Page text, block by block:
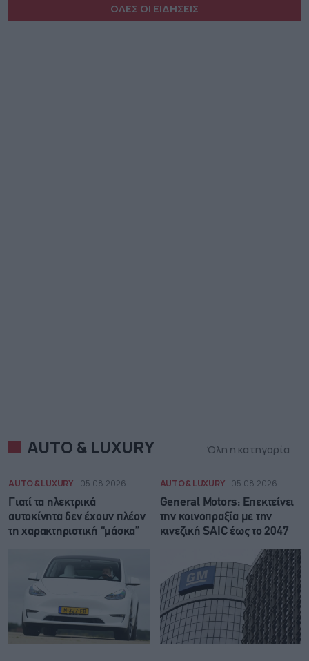
ΟΛΕΣ ΟΙ ΕΙΔΗΣΕΙΣ
AUTO & LUXURY Όλη η κατηγορία
AUTO & LUXURY 05.08.2026
Γιατί τα ηλεκτρικά
αυτοκίνητα δεν έχουν πλέον
τη χαρακτηριστική “μάσκα”
AUTO & LUXURY 05.08.2026
General Motors: Επεκτείνει
την κοινοπραξία με την
κινεζική SAIC έως το 2047